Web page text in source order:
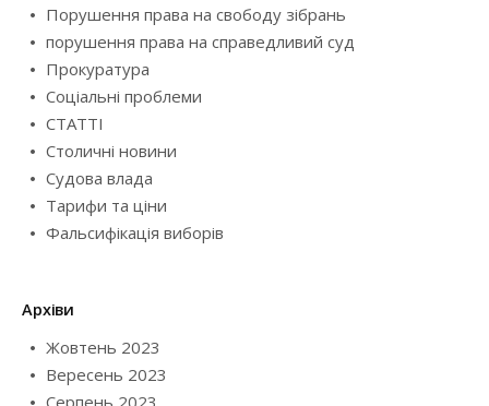
Порушення права на свободу зібрань
порушення права на справедливий суд
Прокуратура
Соціальні проблеми
СТАТТІ
Столичні новини
Судова влада
Тарифи та ціни
Фальсифікація виборів
Архіви
Жовтень 2023
Вересень 2023